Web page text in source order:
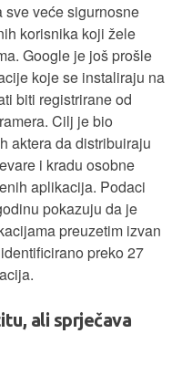
sve veće sigurnosne
korisnika koji žele
Google je još prošle
koje se instaliraju na
biti registrirane od
Cilj je bio
aktera da distribuiraju
i kradu osobne
aplikacija. Podaci
pokazuju da je
preuzetim izvan
preko 27
ali sprječava